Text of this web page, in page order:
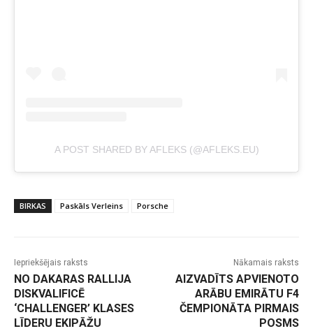
A POST SHARED BY AFLEKS (@AFLEKS.EU)
BIRKAS Paskāls Verleins Porsche
Iepriekšējais raksts
NO DAKARAS RALLIJA
DISKVALIFICĒ
‘CHALLENGER’ KLASES
LĪDERU EKIPĀŽU
Nākamais raksts
AIZVADĪTS APVIENOTO
ARĀBU EMIRĀTU F4
ČEMPIONĀTA PIRMAIS
POSMS